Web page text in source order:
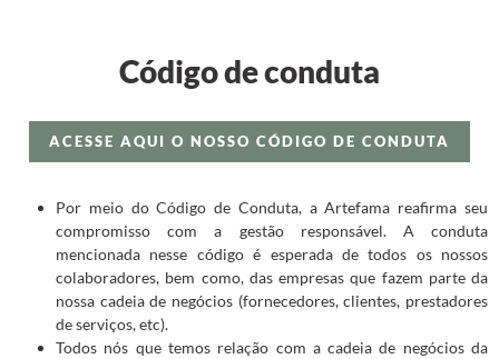
Código de conduta
ACESSE AQUI O NOSSO CÓDIGO DE CONDUTA
Por meio do Código de Conduta, a Artefama reafirma seu
compromisso com a gestão responsável. A conduta
mencionada nesse código é esperada de todos os nossos
colaboradores, bem como, das empresas que fazem parte da
nossa cadeia de negócios (fornecedores, clientes, prestadores
de serviços, etc).
Todos nós que temos relação com a cadeia de negócios da